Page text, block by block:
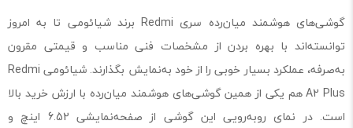
گوشی‌های هوشمند میان‌رده سری Redmi برند شیائومی تا به امروز
توانسته‌اند با بهره بردن از مشخصات فنی مناسب و قیمتی مقرون
به‌صرفه، عملکرد بسیار خوبی را از خود به‌نمایش بگذارند. شیائومی Redmi
A2 Plus هم یکی از همین گوشی‌های هوشمند میان‌رده با ارزش خرید بالا
است. در نمای رو‌به‌رویی این گوشی از صفحه‌نمایشی 6.52 اینچ و